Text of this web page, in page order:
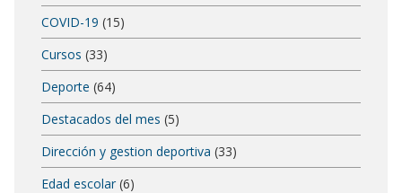
COVID-19 (15)
Cursos (33)
Deporte (64)
Destacados del mes (5)
Dirección y gestion deportiva (33)
Edad escolar (6)